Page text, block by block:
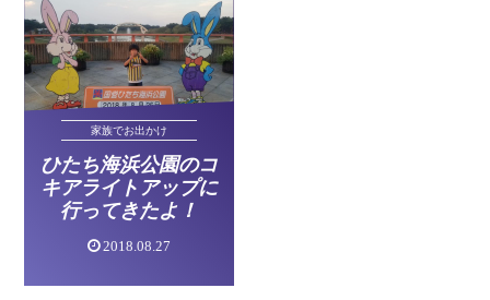
家族でお出かけ
ひたち海浜公園のコ
キアライトアップに
行ってきたよ！
2018.08.27